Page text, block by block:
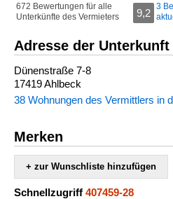
672 Bewertungen für alle
Unterkünfte des Vermieters
9,2
3
Adresse der Unterkunft
Dünenstraße 7-8
17419 Ahlbeck
38 Wohnungen des Vermittlers in
Merken
+ zur Wunschliste hinzufügen
Schnellzugriff 407459-28